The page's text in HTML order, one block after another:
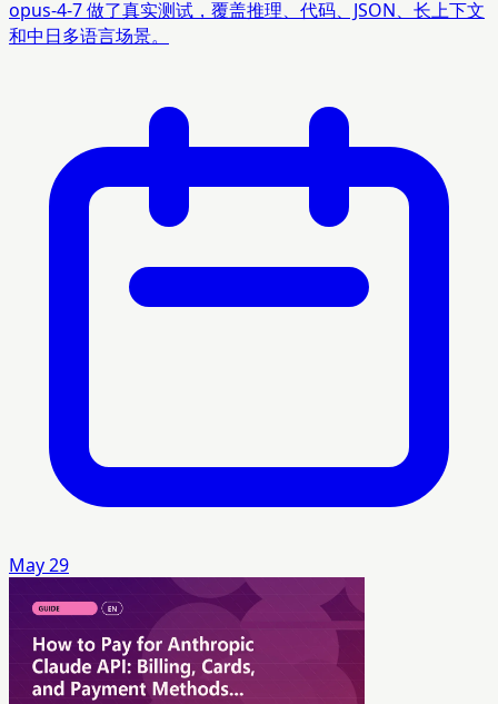
opus-4-7 做了真实测试，覆盖推理、代码、JSON、长上下文
和中日多语言场景。
May 29